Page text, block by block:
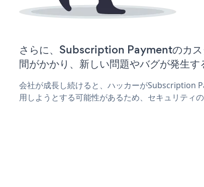
さらに、Subscription Paymentのカス
間がかかり、新しい問題やバグが発生す
会社が成長し続けると、ハッカーがSubscription
用しようとする可能性があるため、セキュリティ